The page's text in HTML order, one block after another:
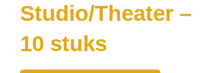
Studio/Theater –
10 stuks